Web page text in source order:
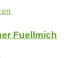
Fuellmich